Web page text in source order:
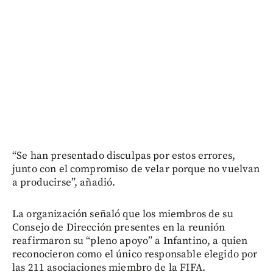
“Se han presentado disculpas por estos errores,
junto con el compromiso de velar porque no vuelvan
a producirse”, añadió.
La organización señaló que los miembros de su
Consejo de Dirección presentes en la reunión
reafirmaron su “pleno apoyo” a Infantino, a quien
reconocieron como el único responsable elegido por
las 211 asociaciones miembro de la FIFA.